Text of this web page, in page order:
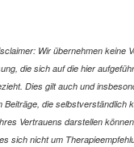
Wir übernehmen keine
die sich auf die hier
Dies gilt auch und
Beiträge, die selbstverständlich
Vertrauens darstellen
sich nicht um